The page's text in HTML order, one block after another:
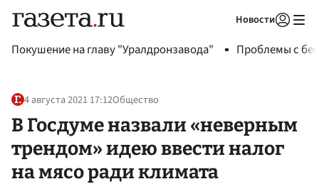
Новости
Покушение на главу "Уралдронзавода" Проблемы с
4 августа 2021 17:12Общество
В Госдуме назвали «неверным
трендом» идею ввести налог
на мясо ради климата